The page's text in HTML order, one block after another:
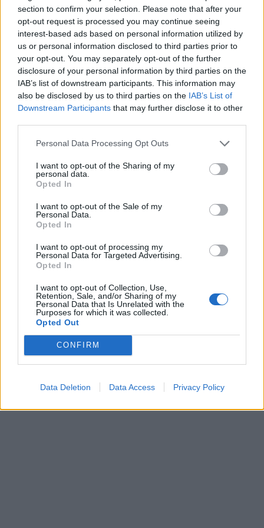
section to confirm your selection. Please note that after your
opt-out request is processed you may continue seeing
interest-based ads based on personal information utilized by
us or personal information disclosed to third parties prior to
your opt-out. You may separately opt-out of the further
disclosure of your personal information by third parties on the
IAB’s list of downstream participants. This information may
also be disclosed by us to third parties on the IAB’s List of
Downstream Participants that may further disclose it to other
Personal Data Processing Opt Outs
I want to opt-out of the Sharing of my
personal data.
Opted In
I want to opt-out of the Sale of my
Personal Data.
Opted In
I want to opt-out of processing my
Personal Data for Targeted Advertising.
Opted In
I want to opt-out of Collection, Use,
Retention, Sale, and/or Sharing of my
Personal Data that Is Unrelated with the
Purposes for which it was collected.
Opted Out
CONFIRM
Data Deletion Data Access Privacy Policy
Ωστόσο, όπως τονίζει η επιστήμονας «σημαντικό είναι να
σταθμίσετε αυτά τα πιθανά οφέλη έναντι των κινδύνων
που συνοδεύουν τον τοκετό με καισαρική τομή».
Τι πρέπει να κάνετε πριν επιλέξετε τη
σωστή μέθοδο για εσας
Ενώ σκέφτεστε τις προτιμήσεις σας για το πώς σκοπεύετε
γιατρό σας για το ποια είναι η πλήρης γκάμα των
ένα συγκεκριμένο εξατομικευμένο σχέδιο ανάλογα με τις
προτιμήσεις και τις περιστάσεις σας.
Μπορεί επίσης να θέλετε να ρωτήσετε το γιατρό ή τη μαία
σας γιατο τι μπορεί να γίνει για να ελαχιστοποιηθούν οι
, εάν χρειαστεί ή επιλέξετε να κάνετε καισαρική τομή.
εκφράσετε τις προτιμήσεις σας με την πρώτη ευκαιρία
στον γυναικολόγο σας για να σας προσφέρει την καλύτερη
υποστήριξη, προσαρμοσμένη στις ανάγκες σας.
the conversation
τα μάτια και την όραση; Ειδικός απαντά